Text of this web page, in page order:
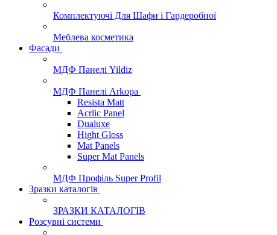
Комплектуючі Для Шафи і Гардеробної
Меблева косметика
Фасади
МДФ Панелі Yildiz
МДФ Панелі Arkopa
Resista Matt
Acrlic Panel
Dualuxe
Hight Gloss
Mat Panels
Super Mat Panels
МДФ Профіль Super Profil
Зразки каталогів
ЗРАЗКИ КАТАЛОГІВ
Розсувні системи